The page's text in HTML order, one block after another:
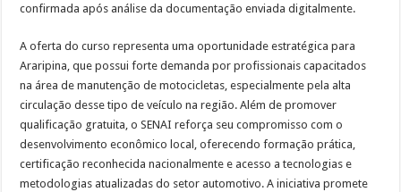
confirmada após análise da documentação enviada digitalmente.
A oferta do curso representa uma oportunidade estratégica para
Araripina, que possui forte demanda por profissionais capacitados
na área de manutenção de motocicletas, especialmente pela alta
circulação desse tipo de veículo na região. Além de promover
qualificação gratuita, o SENAI reforça seu compromisso com o
desenvolvimento econômico local, oferecendo formação prática,
certificação reconhecida nacionalmente e acesso a tecnologias e
metodologias atualizadas do setor automotivo. A iniciativa promete